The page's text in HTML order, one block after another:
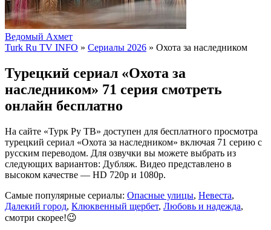
Ведомый Ахмет
Turk Ru TV INFO » Сериалы 2026 » Охота за наследником
Турецкий сериал «Охота за
наследником» 71 серия смотреть
онлайн бесплатно
На сайте «Турк Ру ТВ» доступен для бесплатного просмотра
турецкий сериал «Охота за наследником» включая 71 серию с
русским переводом. Для озвучки вы можете выбрать из
следующих вариантов: Дубляж. Видео представлено в
высоком качестве — HD 720p и 1080p.
Самые популярные сериалы: Опасные улицы, Невеста,
Далекий город, Клюквенный щербет, Любовь и надежда,
смотри скорее!😉